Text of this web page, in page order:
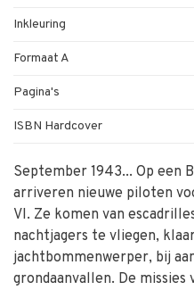
Inkleuring
Formaat A
Pagina's
ISBN Hardcover
September 1943... Op een
arriveren nieuwe piloten
VI. Ze komen van
nachtjagers te vliegen,
jachtbommenwerper, bij
grondaanvallen. De